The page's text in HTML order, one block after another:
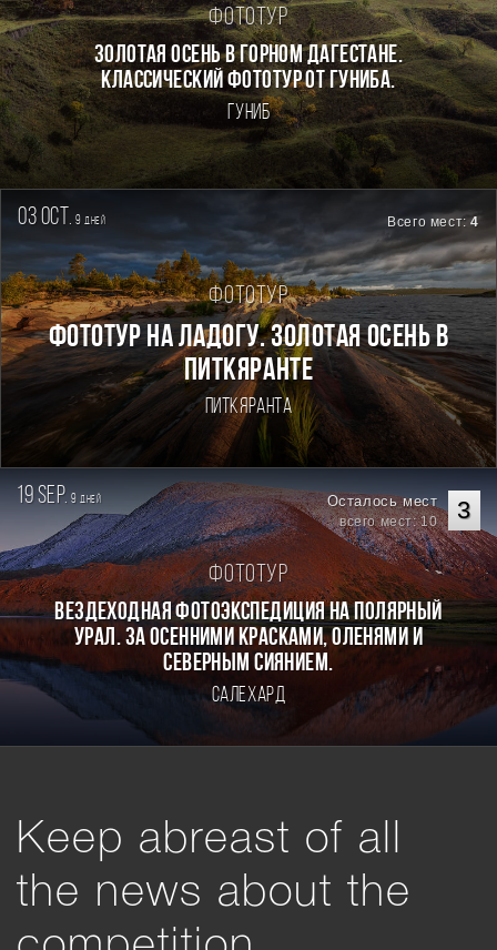
Фототур
Золотая осень в горном Дагестане.
Классический фототур от Гуниба.
Гуниб
03 oct. 9 дней Всего мест:4
Фототур
Фототур на Ладогу. Золотая осень в
Питкяранте
Питкяранта
19 sep. 9 дней 3
Осталось мест
всего мест: 10
Фототур
Вездеходная фотоэкспедиция на Полярный
Урал. За осенними красками, оленями и
северным сиянием.
Салехард
Keep abreast of all
the news about the